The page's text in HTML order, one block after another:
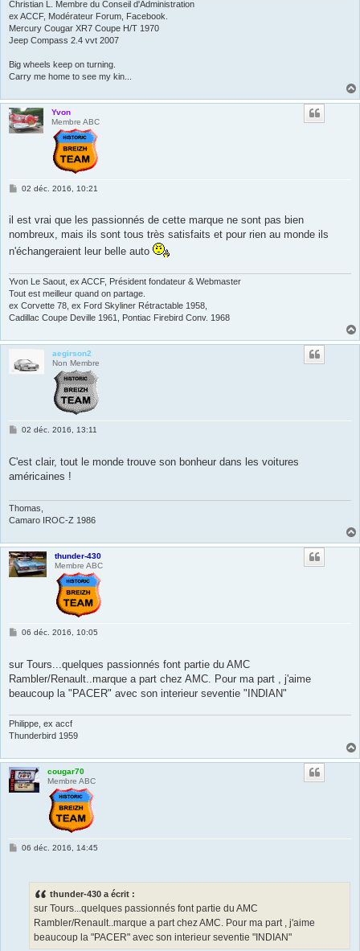
Christian L. Membre du Conseil d'Administration
ex ACCF, Modérateur Forum, Facebook.
Mercury Cougar XR7 Coupe H/T 1970
Jeep Compass 2.4 vvt 2007
Big wheels keep on turning.
Carry me home to see my kin...
Yvon
Membre ABC
M
s
a
g
e
02 déc. 2016, 10:21
il est vrai que les passionnés de cette marque ne sont pas bien
nombreux, mais ils sont tous très satisfaits et pour rien au monde ils
n'échangeraient leur belle auto
Yvon Le Saout, ex ACCF, Président fondateur & Webmaster
Tout est meilleur quand on partage.
ex Corvette 78, ex Ford Skyliner Rétractable 1958,
Cadillac Coupe Deville 1961, Pontiac Firebird Conv. 1968
aegirson2
Non Membre
M
a
g
02 déc. 2016, 13:11
C'est clair, tout le monde trouve son bonheur dans les voitures
américaines !
Thomas,
Camaro IROC-Z 1986
thunder-430
Membre ABC
M
s
a
g
e
06 déc. 2016, 10:05
sur Tours...quelques passionnés font partie du AMC
Rambler/Renault..marque a part chez AMC. Pour ma part , j'aime
beaucoup la "PACER" avec son interieur seventie "INDIAN"
Philippe, ex accf
Thunderbird 1959
cougar70
Membre ABC
M06 déc. 2016, 14:45
thunder-430 a écrit :
sur Tours...quelques passionnés font partie du AMC
Rambler/Renault..marque a part chez AMC. Pour ma part , j'aime
beaucoup la "PACER" avec son interieur seventie "INDIAN"